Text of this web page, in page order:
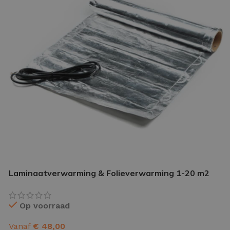
GEREEDSCHAP
gereedschap pakket
Laminaatverwarming & Folieverwarming 1-20 m2
Op voorraad
Vanaf € 48,00